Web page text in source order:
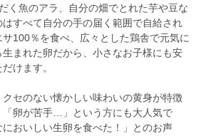
く魚のアラ、自分の畑でとれた芋や豆な
すべて自分の手の届く範囲で自給され
100％を食べ、広々とした鶏舎で元気に
まれた卵だから、小さなお子様にも安
けます。
セのない懐かしい味わいの黄身が特徴
「卵が苦手…」という方にも大人気で
おいしい生卵を食べた！」とのお声